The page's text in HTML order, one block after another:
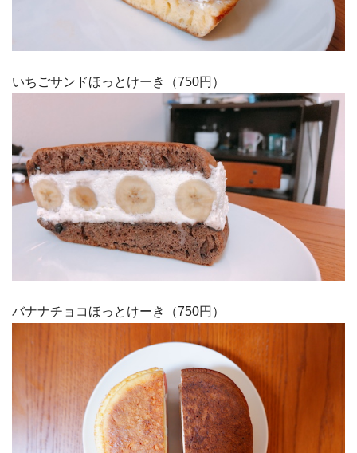
いちごサンドほっとけーき（750円）
バナナチョコほっとけーき（750円）